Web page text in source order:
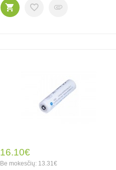
16.10€
Be mokesčių: 13.31€